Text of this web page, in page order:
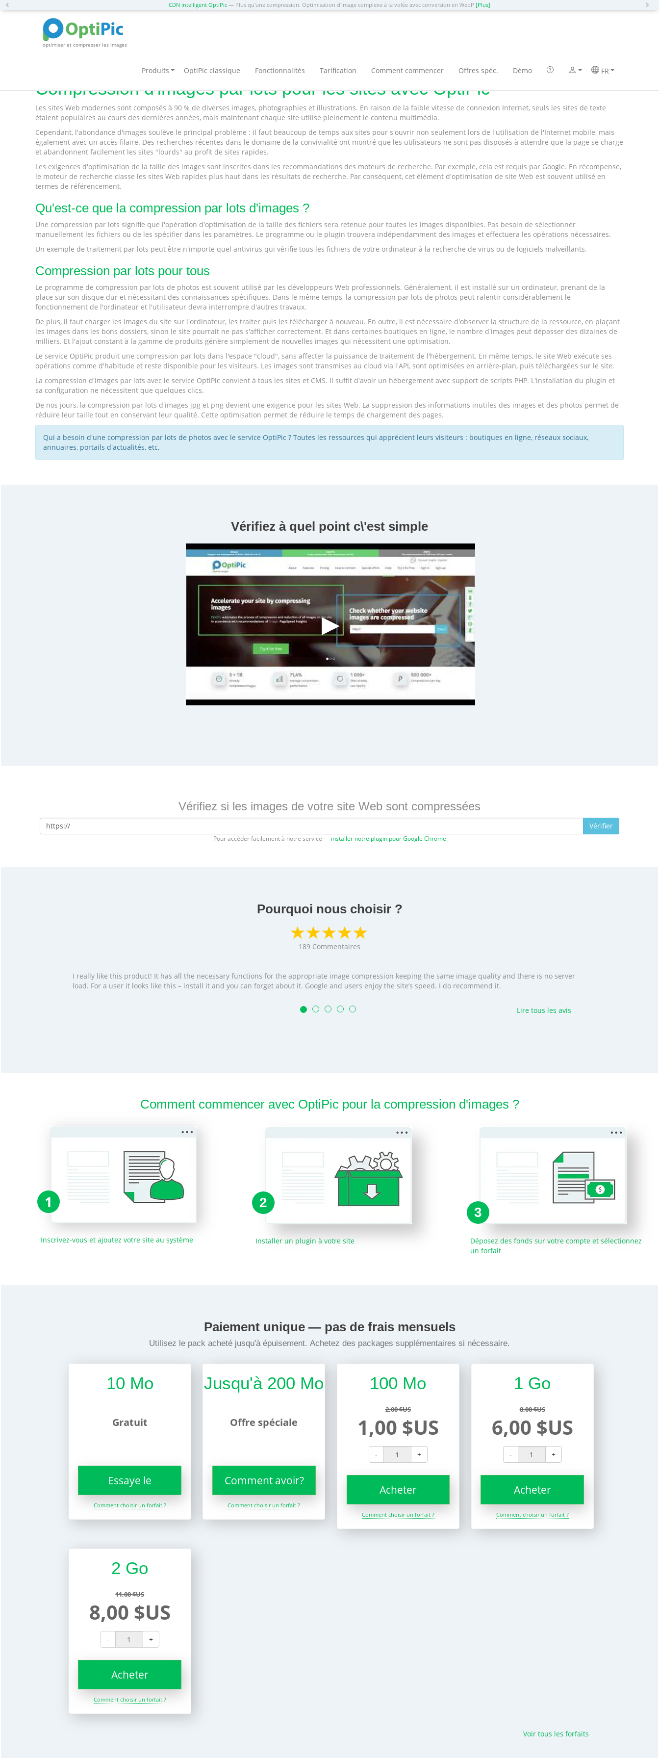
CDN intelligent OptiPic — Plus qu'une compression. Optimisation d'image complexe à la volée avec conversion en WebP [Plus]
optimiser et compresser les images
Produits OptiPic classique Fonctionnalités Tarification Comment commencer Offres spéc. Démo FR
Compression d'images par lots pour les sites avec OptiPic
Les sites Web modernes sont composés à 90 % de diverses images, photographies et illustrations. En raison de la faible vitesse de connexion Internet, seuls les sites de texte
étaient populaires au cours des dernières années, mais maintenant chaque site utilise pleinement le contenu multimédia.
Cependant, l'abondance d'images soulève le principal problème : il faut beaucoup de temps aux sites pour s'ouvrir non seulement lors de l'utilisation de l'Internet mobile, mais
également avec un accès filaire. Des recherches récentes dans le domaine de la convivialité ont montré que les utilisateurs ne sont pas disposés à attendre que la page se charge
et abandonnent facilement les sites "lourds" au profit de sites rapides.
Les exigences d'optimisation de la taille des images sont inscrites dans les recommandations des moteurs de recherche. Par exemple, cela est requis par Google. En récompense,
le moteur de recherche classe les sites Web rapides plus haut dans les résultats de recherche. Par conséquent, cet élément d'optimisation de site Web est souvent utilisé en
termes de référencement.
Qu'est-ce que la compression par lots d'images ?
Une compression par lots signifie que l'opération d'optimisation de la taille des fichiers sera retenue pour toutes les images disponibles. Pas besoin de sélectionner
manuellement les fichiers ou de les spécifier dans les paramètres. Le programme ou le plugin trouvera indépendamment des images et effectuera les opérations nécessaires.
Un exemple de traitement par lots peut être n'importe quel antivirus qui vérifie tous les fichiers de votre ordinateur à la recherche de virus ou de logiciels malveillants.
Compression par lots pour tous
Le programme de compression par lots de photos est souvent utilisé par les développeurs Web professionnels. Généralement, il est installé sur un ordinateur, prenant de la
place sur son disque dur et nécessitant des connaissances spécifiques. Dans le même temps, la compression par lots de photos peut ralentir considérablement le
fonctionnement de l'ordinateur et l'utilisateur devra interrompre d'autres travaux.
De plus, il faut charger les images du site sur l'ordinateur, les traiter puis les télécharger à nouveau. En outre, il est nécessaire d'observer la structure de la ressource, en plaçant
les images dans les bons dossiers, sinon le site pourrait ne pas s'afficher correctement. Et dans certaines boutiques en ligne, le nombre d'images peut dépasser des dizaines de
milliers. Et l'ajout constant à la gamme de produits génère simplement de nouvelles images qui nécessitent une optimisation.
Le service OptiPic produit une compression par lots dans l'espace "cloud", sans affecter la puissance de traitement de l'hébergement. En même temps, le site Web exécute ses
opérations comme d'habitude et reste disponible pour les visiteurs. Les images sont transmises au cloud via l'API, sont optimisées en arrière-plan, puis téléchargées sur le site.
La compression d'images par lots avec le service OptiPic convient à tous les sites et CMS. Il suffit d'avoir un hébergement avec support de scripts PHP. L'installation du plugin et
sa configuration ne nécessitent que quelques clics.
De nos jours, la compression par lots d'images jpg et png devient une exigence pour les sites Web. La suppression des informations inutiles des images et des photos permet de
réduire leur taille tout en conservant leur qualité. Cette optimisation permet de réduire le temps de chargement des pages.
Qui a besoin d'une compression par lots de photos avec le service OptiPic ? Toutes les ressources qui apprécient leurs visiteurs : boutiques en ligne, réseaux sociaux,
annuaires, portails d'actualités, etc.
Vérifiez à quel point c\'est simple
Vérifiez si les images de votre site Web sont compressées
Vérifier
Pour accéder facilement à notre service — installer notre plugin pour Google Chrome
Pourquoi nous choisir ?
189 Commentaires
I really like this product! It has all the necessary functions for the appropriate image compression keeping the same image quality and there is no server
load. For a user it looks like this – install it and you can forget about it. Google and users enjoy the site’s speed. I do recommend it.
Lire tous les avis
Comment commencer avec OptiPic pour la compression d'images ?
1
Inscrivez-vous et ajoutez votre site au système
2
Installer un plugin à votre site
3
Déposez des fonds sur votre compte et sélectionnez
un forfait
Paiement unique — pas de frais mensuels
Utilisez le pack acheté jusqu'à épuisement. Achetez des packages supplémentaires si nécessaire.
10 Mo
Gratuit
Essaye le
Comment choisir un forfait ?
Jusqu'à 200 Mo
Offre spéciale
Comment avoir?
Comment choisir un forfait ?
100 Mo
2,00 $US
1,00 $US
- +
Acheter
Comment choisir un forfait ?
1 Go
8,00 $US
6,00 $US
- +
Acheter
Comment choisir un forfait ?
2 Go
11,00 $US
8,00 $US
- +
Acheter
Comment choisir un forfait ?
Voir tous les forfaits